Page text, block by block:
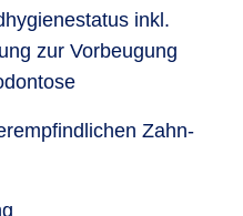
inkl.
zur Vorbeugung
Zahn­